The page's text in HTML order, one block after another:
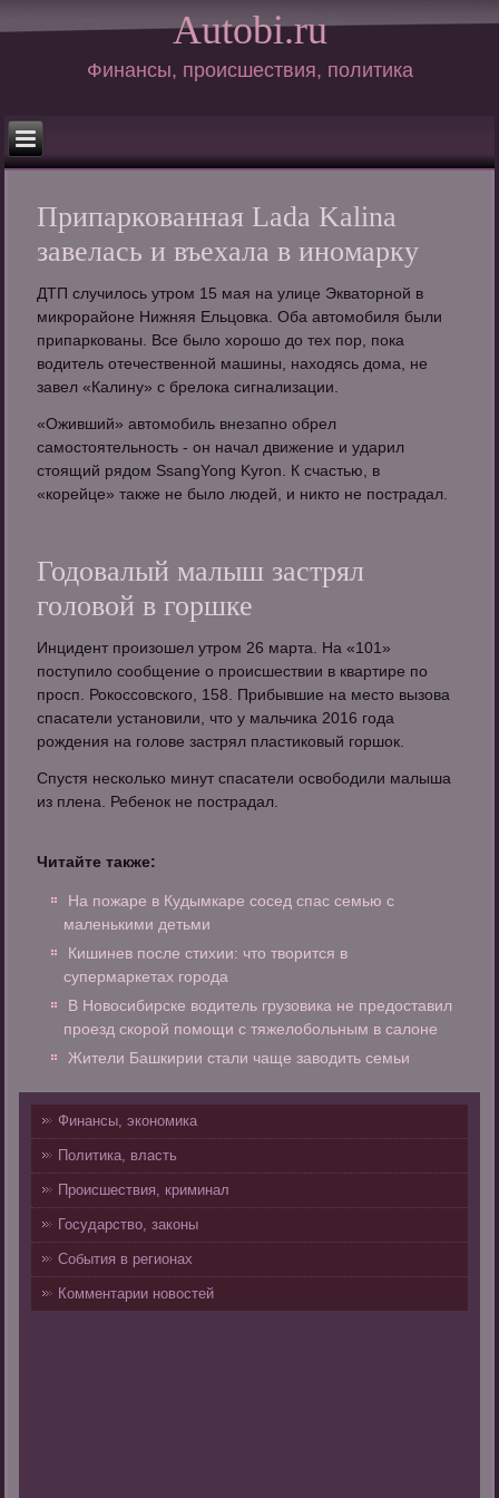
Autobi.ru
Финансы, происшествия, политика
Припаркованная Lada Kalina
завелась и въехала в иномарку
ДТП случилось утром 15 мая на улице Экваторной в
микрорайоне Нижняя Ельцовка. Оба автомобиля были
припаркованы. Все было хорошо до тех пор, пока
водитель отечественной машины, находясь дома, не
завел «Калину» с брелока сигнализации.
«Оживший» автомобиль внезапно обрел
самостоятельность - он начал движение и ударил
стоящий рядом SsangYong Kyron. К счастью, в
«корейце» также не было людей, и никто не пострадал.
Годовалый малыш застрял
головой в горшке
Инцидент произошел утром 26 марта. На «101»
поступило сообщение о происшествии в квартире по
просп. Рокоссовского, 158. Прибывшие на место вызова
спасатели установили, что у мальчика 2016 года
рождения на голове застрял пластиковый горшок.
Спустя несколько минут спасатели освободили малыша
из плена. Ребенок не пострадал.
Читайте также:
На пожаре в Кудымкаре сосед спас семью с
маленькими детьми
Кишинев после стихии: что творится в
супермаркетах города
В Новосибирске водитель грузовика не предоставил
проезд скорой помощи с тяжелобольным в салоне
Жители Башкирии стали чаще заводить семьи
Финансы, экономика
Политика, власть
Происшествия, криминал
Государство, законы
События в регионах
Комментарии новостей